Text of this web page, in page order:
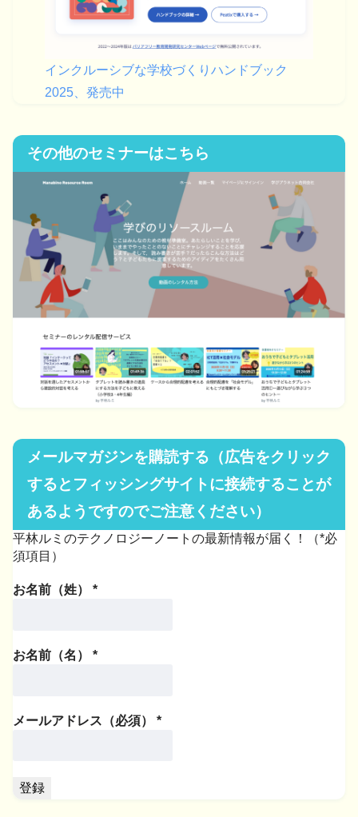
インクルーシブな学校づくりハンドブック
2025、発売中
その他のセミナーはこちら
メールマガジンを購読する（広告をクリック
するとフィッシングサイトに接続することが
あるようですのでご注意ください）
平林ルミのテクノロジーノートの最新情報が届く！（*必
須項目）
お名前（姓） *
お名前（名） *
メールアドレス（必須） *